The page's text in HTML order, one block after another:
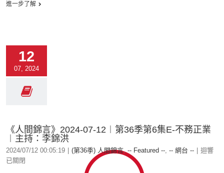
進一步了解
12
07, 2024
《人間錦言》2024-07-12︱第36季第6集E-不務正業
︱主持：李錦洪
2024/07/12 00:05:19 (第36季) 人間錦言,-- Featured --, -- 網台 --
迴響
已關閉